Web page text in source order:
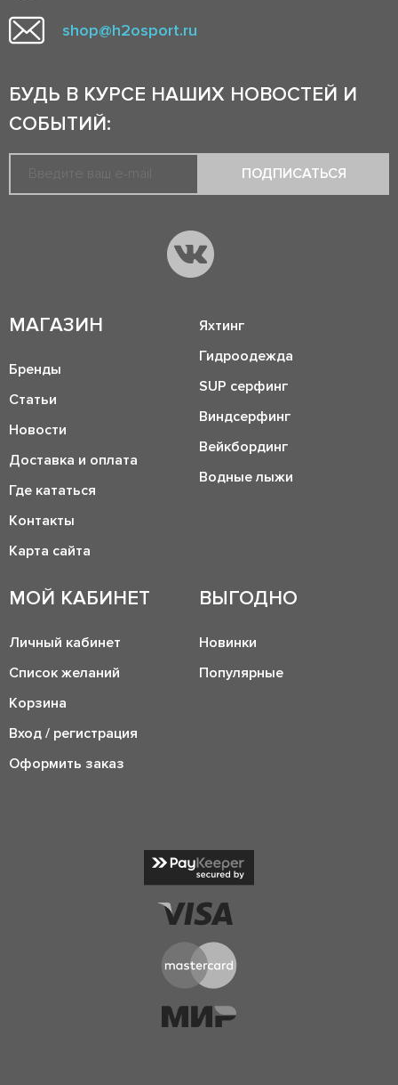
shop@h2osport.ru
БУДЬ В КУРСЕ НАШИХ НОВОСТЕЙ И
СОБЫТИЙ:
ПОДПИСАТЬСЯ
МАГАЗИН
Бренды
Статьи
Новости
Доставка и оплата
Где кататься
Контакты
Карта сайта
Яхтинг
Гидроодежда
SUP серфинг
Виндсерфинг
Вейкбординг
Водные лыжи
МОЙ КАБИНЕТ
Личный кабинет
Список желаний
Корзина
Вход / регистрация
Оформить заказ
ВЫГОДНО
Новинки
Популярные